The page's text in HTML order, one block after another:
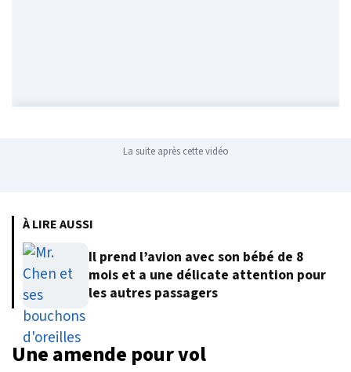
La suite après cette vidéo
À LIRE AUSSI
Il prend l’avion avec son bébé de 8
mois et a une délicate attention pour
les autres passagers
Une amende pour vol